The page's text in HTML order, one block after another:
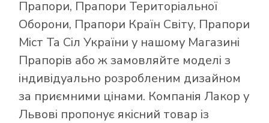
Прапори, Прапори Територіальної
Оборони, Прапори Країн Світу, Прапори
Міст Та Сіл України у нашому Магазині
Прапорів або ж замовляйте моделі з
індивідуально розробленим дизайном
за приємними цінами. Компанія Лакор у
Львові пропонує якісний товар із